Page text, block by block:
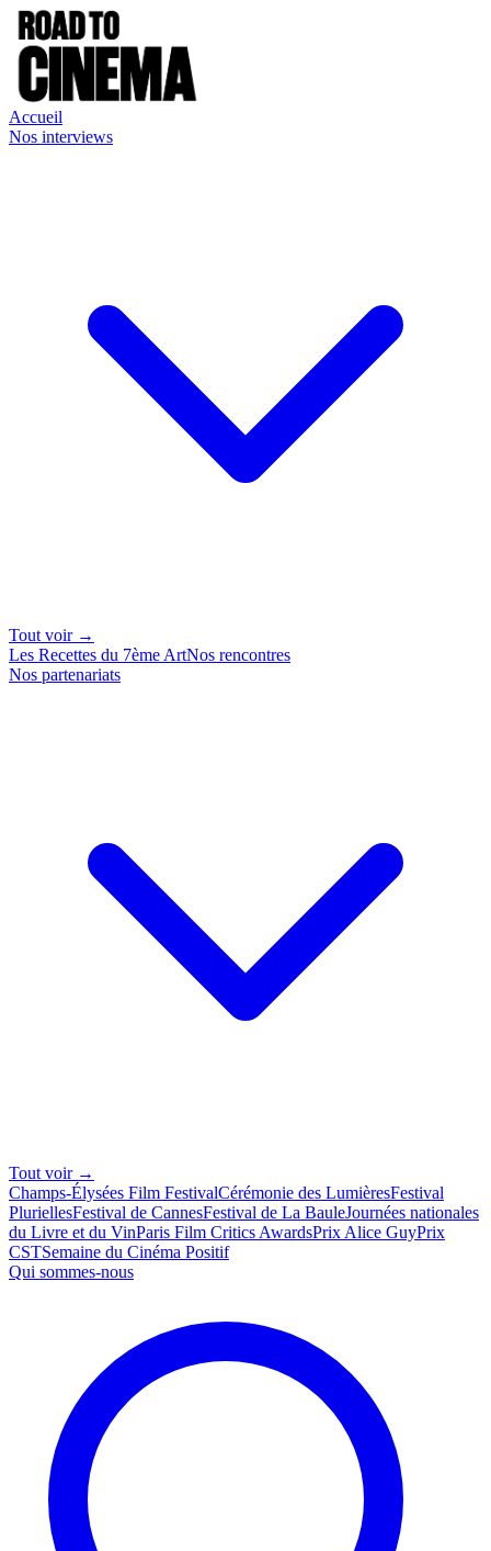
Accueil
Nos interviews
Tout voir →
Les Recettes du 7ème ArtNos rencontres
Nos partenariats
Tout voir →
Champs-Élysées Film FestivalCérémonie des LumièresFestival
PluriellesFestival de CannesFestival de La BauleJournées nationales
du Livre et du VinParis Film Critics AwardsPrix Alice GuyPrix
CSTSemaine du Cinéma Positif
Qui sommes-nous